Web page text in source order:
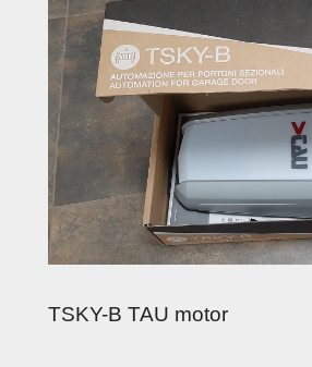
TSKY-B TAU motor